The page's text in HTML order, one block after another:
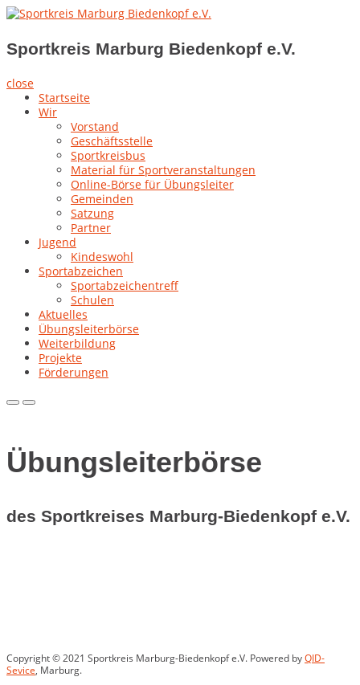
Skip
content
Sportkreis Marburg Biedenkopf e.V.
Sportkreis Marburg Biedenkopf e.V.
close
Startseite
Wir
Vorstand
Geschäftsstelle
Sportkreisbus
Material für Sportveranstaltungen
Online-Börse für Übungsleiter
Gemeinden
Satzung
Partner
Jugend
Kindeswohl
Sportabzeichen
Sportabzeichentreff
Schulen
Aktuelles
Übungsleiterbörse
Weiterbildung
Projekte
Förderungen
PrimaryPrimary
Übungsleiterbörse
des Sportkreises Marburg-Biedenkopf e.V.
Copyright © 2021 Sportkreis Marburg-Biedenkopf e.V. Powered byQID-
Sevice, Marburg.